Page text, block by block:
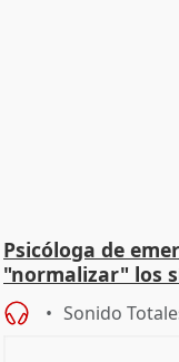
Psicóloga de
"normalizar" los
Sonido